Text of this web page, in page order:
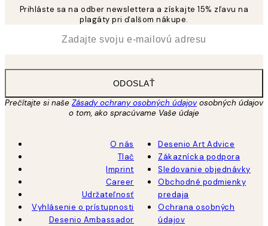
Prihláste sa na odber newslettera a získajte 15% zľavu na
plagáty pri ďalšom nákupe.
ODOSLAŤ
Prečítajte si naše Zásady ochrany osobných údajovosobných údajov
o tom, ako spracúvame Vaše údaje
O nás
Tlač
Imprint
Career
Udržateľnosť
Vyhlásenie o prístupnosti
Desenio Ambassador
Desenio Art Advice
Zákaznícka podpora
Sledovanie objednávky
Obchodné podmienky
predaja
Ochrana osobných
údajov